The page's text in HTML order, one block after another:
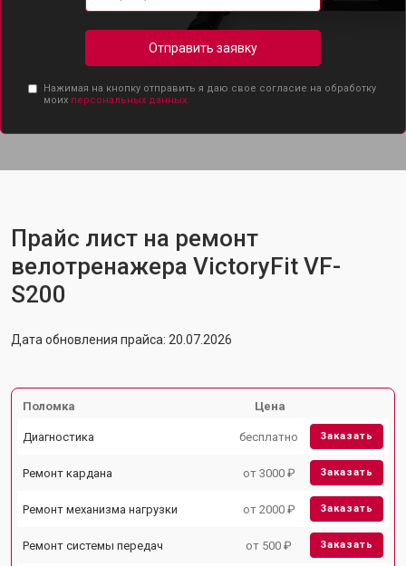
Отправить заявку
Нажимая на кнопку отправить я даю свое согласие на обработку
моих персональных данных.
Прайс лист на ремонт
велотренажера VictoryFit VF-
S200
Дата обновления прайса: 20.07.2026
Поломка Цена
Диагностика бесплатно Заказать
Ремонт кардана от 3000 ₽ Заказать
Ремонт механизма нагрузки от 2000 ₽ Заказать
Ремонт системы передач от 500 ₽ Заказать